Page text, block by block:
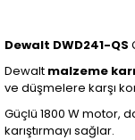
Dewalt DWD241-QS
Dewalt malzeme
ve düşmelere karşı
Güçlü 1800 W motor,
karıştırmayı sağlar.